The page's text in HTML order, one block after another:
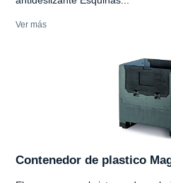
Ver más
Contenedor de plastico